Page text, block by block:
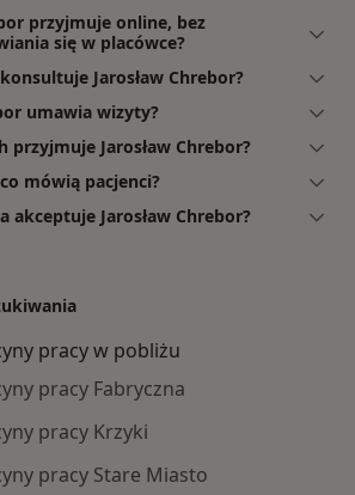
przyjmuje online, bez
się w placówce?
Jarosław Chrebor?
umawia wizyty?
przyjmuje Jarosław Chrebor?
mówią pacjenci?
akceptuje Jarosław Chrebor?
pracy w pobliżu
pracy Fabryczna
pracy Krzyki
pracy Stare Miasto